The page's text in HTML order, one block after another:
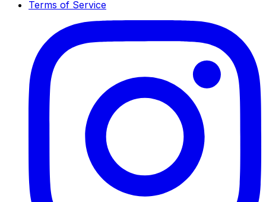
Terms of Service